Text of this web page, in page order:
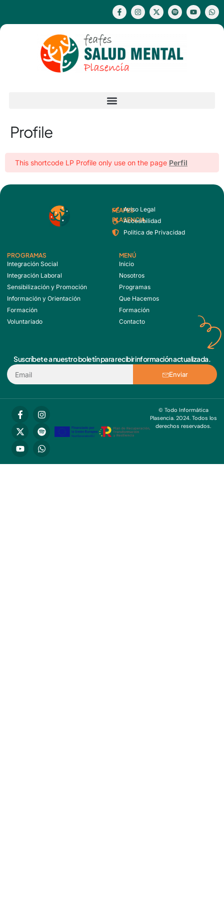
Profile
This shortcode LP Profile only use on the page Perfil
FEAFES
PLASENCIA
Aviso Legal
Accesibilidad
Politica de Privacidad
PROGRAMAS
Integración Social
Integración Laboral
Sensibilización y Promoción
Información y Orientación
Formación
Voluntariado
MENÚ
Inicio
Nosotros
Programas
Que Hacemos
Formación
Contacto
Suscríbete a nuestro boletín para recibir información actualizada.
Enviar
© Todo Informática
Plasencia. 2024. Todos los
derechos reservados.